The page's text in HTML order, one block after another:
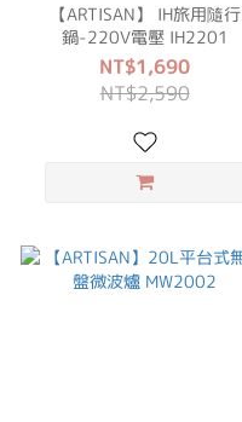
【ARTISAN】 IH旅用隨行
鍋-220V電壓 IH2201
NT$1,690
NT$2,590